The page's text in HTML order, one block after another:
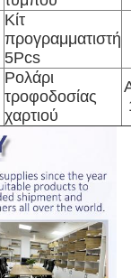
Κίτ
προγραμματιστή
5Pcs
Ρολάρι
τροφοδοσίας
χαρτιού